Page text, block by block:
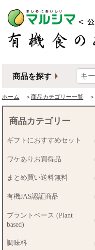
商品を探す
ホーム ＞ 商品カテゴリー一覧 ＞
商品カテゴリー
ギフトにおすすめセット
ワケありお買得品
まとめ買い送料無料
有機JAS認証商品
プラントベース (Plant
based)
調味料